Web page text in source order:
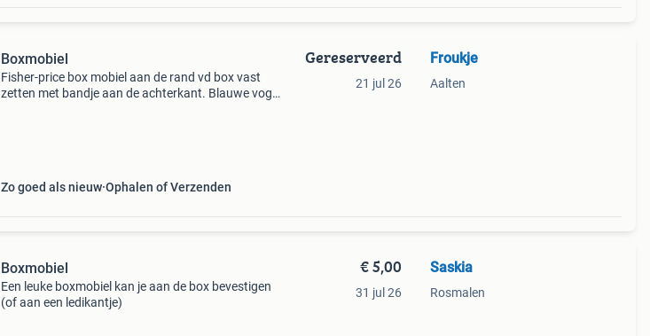
Boxmobiel
Fisher-price box mobiel aan de rand vd box vast
zetten met bandje aan de achterkant. Blauwe vogel
Zo goed als nieuw Ophalen of Verzenden
Gereserveerd
21 jul 26
Froukje
Aalten
Boxmobiel
Een leuke boxmobiel kan je aan de box bevestigen
(of aan een ledikantje)
€ 5,00
31 jul 26
Saskia
Rosmalen